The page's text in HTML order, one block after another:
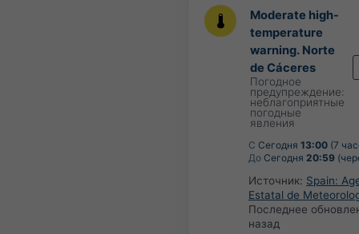
Moderate high-
temperature
warning. Norte
de Cáceres
Погодное
предупреждение:
неблагоприятные
погодные
явления
С Сегодня 13:00 (7
До Сегодня 20:59
Источник: Spain:
Estatal de
Последнее
назад